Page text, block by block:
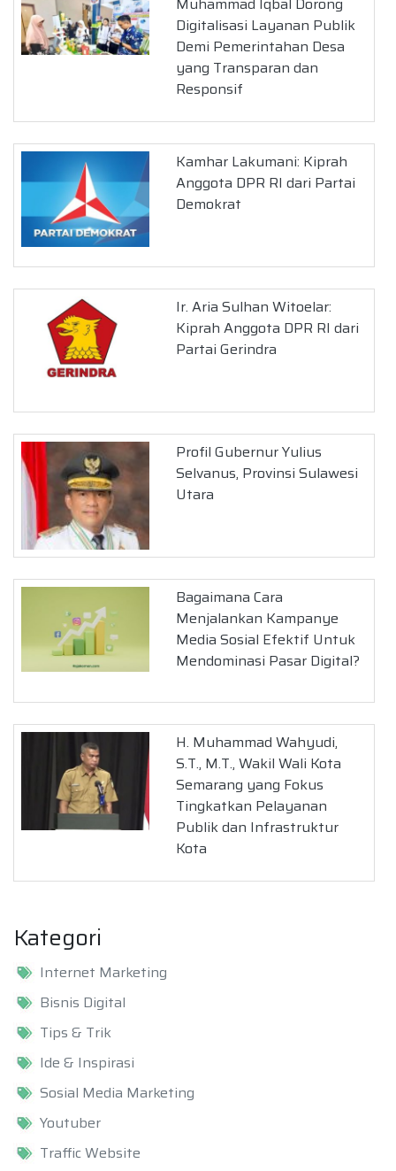
Digitalisasi Layanan Publik
Demi Pemerintahan Desa
yang Transparan dan
Responsif
Kamhar Lakumani: Kiprah
Anggota DPR RI dari Partai
Demokrat
Ir. Aria Sulhan Witoelar:
Kiprah Anggota DPR RI dari
Partai Gerindra
Profil Gubernur Yulius
Selvanus, Provinsi Sulawesi
Utara
Bagaimana Cara
Menjalankan Kampanye
Media Sosial Efektif Untuk
Mendominasi Pasar Digital?
H. Muhammad Wahyudi,
S.T., M.T., Wakil Wali Kota
Semarang yang Fokus
Tingkatkan Pelayanan
Publik dan Infrastruktur
Kota
Kategori
Internet Marketing
Bisnis Digital
Tips & Trik
Ide & Inspirasi
Sosial Media Marketing
Youtuber
Traffic Website